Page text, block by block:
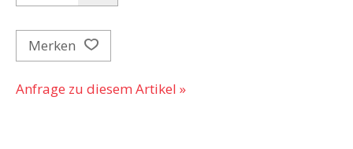
Merken
Anfrage zu diesem Artikel »